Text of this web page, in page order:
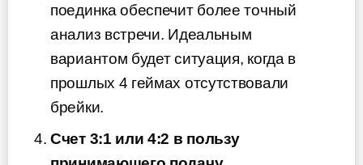
поединка обеспечит более точный
анализ встречи. Идеальным
вариантом будет ситуация, когда в
прошлых 4 геймах отсутствовали
брейки.
Счет 3:1 или 4:2 в пользу